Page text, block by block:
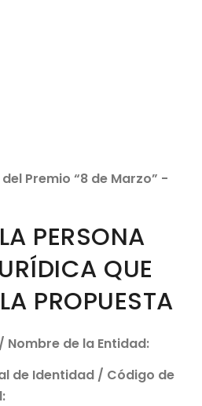
“8 de Marzo” -
PERSONA
QUE
PROPUESTA
Nombre de la Entidad:
de Identidad / Código de